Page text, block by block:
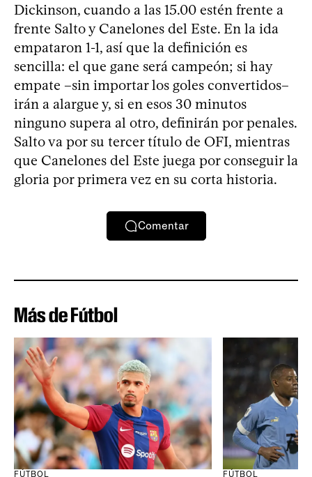
Dickinson, cuando a las 15.00 estén frente a
frente Salto y Canelones del Este. En la ida
empataron 1-1, así que la definición es
sencilla: el que gane será campeón; si hay
empate –sin importar los goles convertidos–
irán a alargue y, si en esos 30 minutos
ninguno supera al otro, definirán por penales.
Salto va por su tercer título de OFI, mientras
que Canelones del Este juega por conseguir la
gloria por primera vez en su corta historia.
Comentar
Más de Fútbol
FÚTBOL FÚTBOL